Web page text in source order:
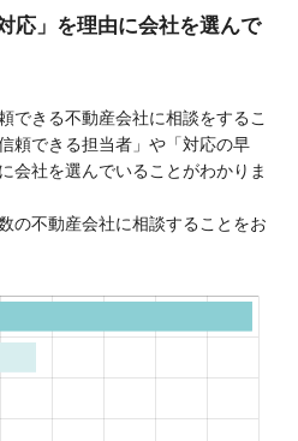
応」を理由に会社を選んで
できる不動産会社に相談をするこ
頼できる担当者」や「対応の早
会社を選んでいることがわかりま
の不動産会社に相談することをお